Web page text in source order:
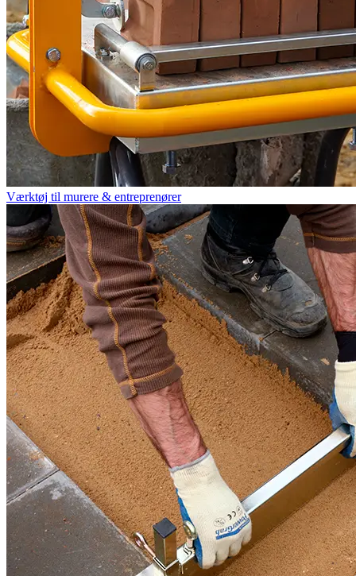
Værktøj til murere & entreprenører